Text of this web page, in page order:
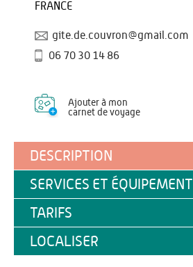
FRANCE
gite.de.couvron@gmail.com
06 70 30 14 86
Ajouter à mon
carnet de voyage
DESCRIPTION
SERVICES ET ÉQUIPEMENT
TARIFS
LOCALISER